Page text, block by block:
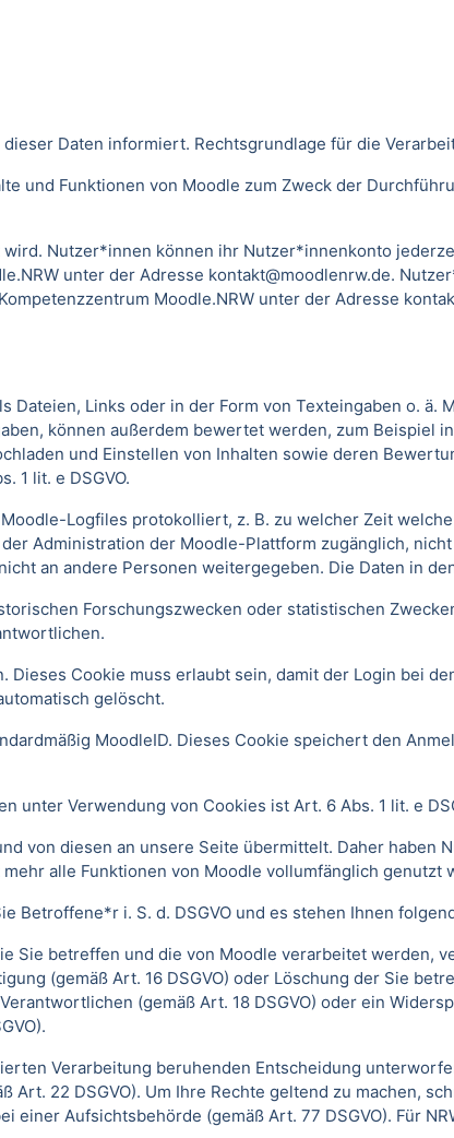
Daten informiert. Rechtsgrundlage für die
und Funktionen von Moodle zum Zweck der
Nutzer*innen können ihr Nutzer*innenkonto
unter der Adresse kontakt@moodlenrw.de.
Moodle.NRW unter der Adresse
Dateien, Links oder in der Form von Texteingaben o.
können außerdem bewertet werden, zum Beispiel
und Einstellen von Inhalten sowie deren
1 lit. e DSGVO.
Logfiles protokolliert, z. B. zu welcher Zeit
Administration der Moodle-Plattform zugänglich,
an andere Personen weitergegeben. Die Daten in
Forschungszwecken oder statistischen
Cookie muss erlaubt sein, damit der Login bei
gelöscht.
MoodleID. Dieses Cookie speichert den
unter Verwendung von Cookies ist Art. 6 Abs. 1 lit. e
von diesen an unsere Seite übermittelt. Daher haben
alle Funktionen von Moodle vollumfänglich genutzt
Betroffene*r i. S. d. DSGVO und es stehen Ihnen
betreffen und die von Moodle verarbeitet werden,
(gemäß Art. 16 DSGVO) oder Löschung der Sie
(gemäß Art. 18 DSGVO) oder ein
Verarbeitung beruhenden Entscheidung
22 DSGVO). Um Ihre Rechte geltend zu machen,
einer Aufsichtsbehörde (gemäß Art. 77 DSGVO). Für